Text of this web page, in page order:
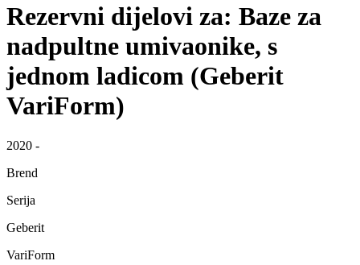
Rezervni dijelovi za: Baze za
nadpultne umivaonike, s
jednom ladicom (Geberit
VariForm)
2020 -
Brend
Serija
Geberit
VariForm